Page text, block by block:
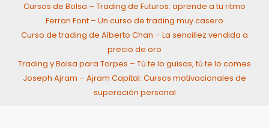
Cursos de Bolsa – Trading de Futuros: aprende a tu ritmo
Ferran Font – Un curso de trading muy casero
Curso de trading de Alberto Chan – La sencillez vendida a
precio de oro
Trading y Bolsa para Torpes – Tú te lo guisas, tú te lo comes
Joseph Ajram – Ajram Capital: Cursos motivacionales de
superación personal